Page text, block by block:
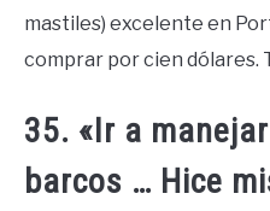
mastiles) excelente en
comprar por cien dólares.
35. «Ir a
barcos … Hice